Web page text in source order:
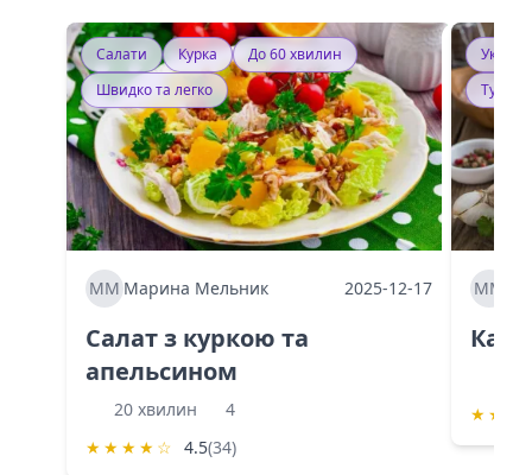
Салати Курка
До 60 хвилин
Швидко та легко
ММ Марина Мельник 2025-12-17
Салат з куркою та
апельсином
20 хвилин
4
★ ★ ★ ★ ☆ 4.5(34)
ММ
★ ★